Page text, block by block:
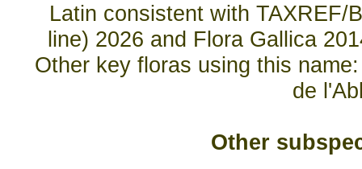
Latin consistent with TAXREF/
line) 2026 and Flora Gallica
Other key floras using this
de
Other